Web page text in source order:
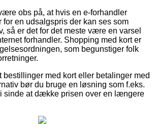
obs på, at hvis en e-forhandler
for en udsalgspris der kan ses som
så er det for det meste være en varsel
forhandler. Shopping med kort er
som begunstiger folk
bestillinger med kort eller betalinger med
bør du bruge en løsning som f.eks.
sinde at dække prisen over en længere